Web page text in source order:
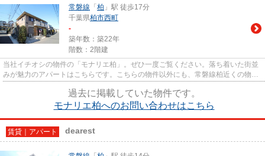
常磐線 「 柏 」駅 徒歩17分
千葉県柏市西町
-
築年数：築22年
階数：2階建
当社イチオシの物件の「モナリエ柏」。ぜひ一度ご覧ください。落ち着いた街並
みが魅力のアパートはこちらです。こちらの物件以外にも、常磐線柏近くの物件
過去に掲載していた物件です。
モナリエ柏へのお問い合わせはこちら
賃貸｜アパート dearest